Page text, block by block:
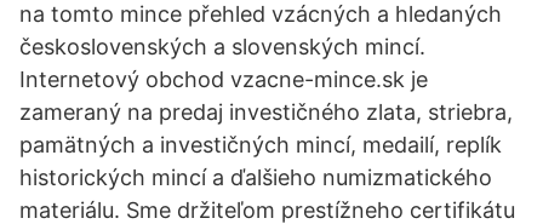
na tomto mince přehled vzácných a hledaných
československých a slovenských mincí.
Internetový obchod vzacne-mince.sk je
zameraný na predaj investičného zlata, striebra,
pamätných a investičných mincí, medailí, replík
historických mincí a ďalšieho numizmatického
materiálu. Sme držiteľom prestížneho certifikátu